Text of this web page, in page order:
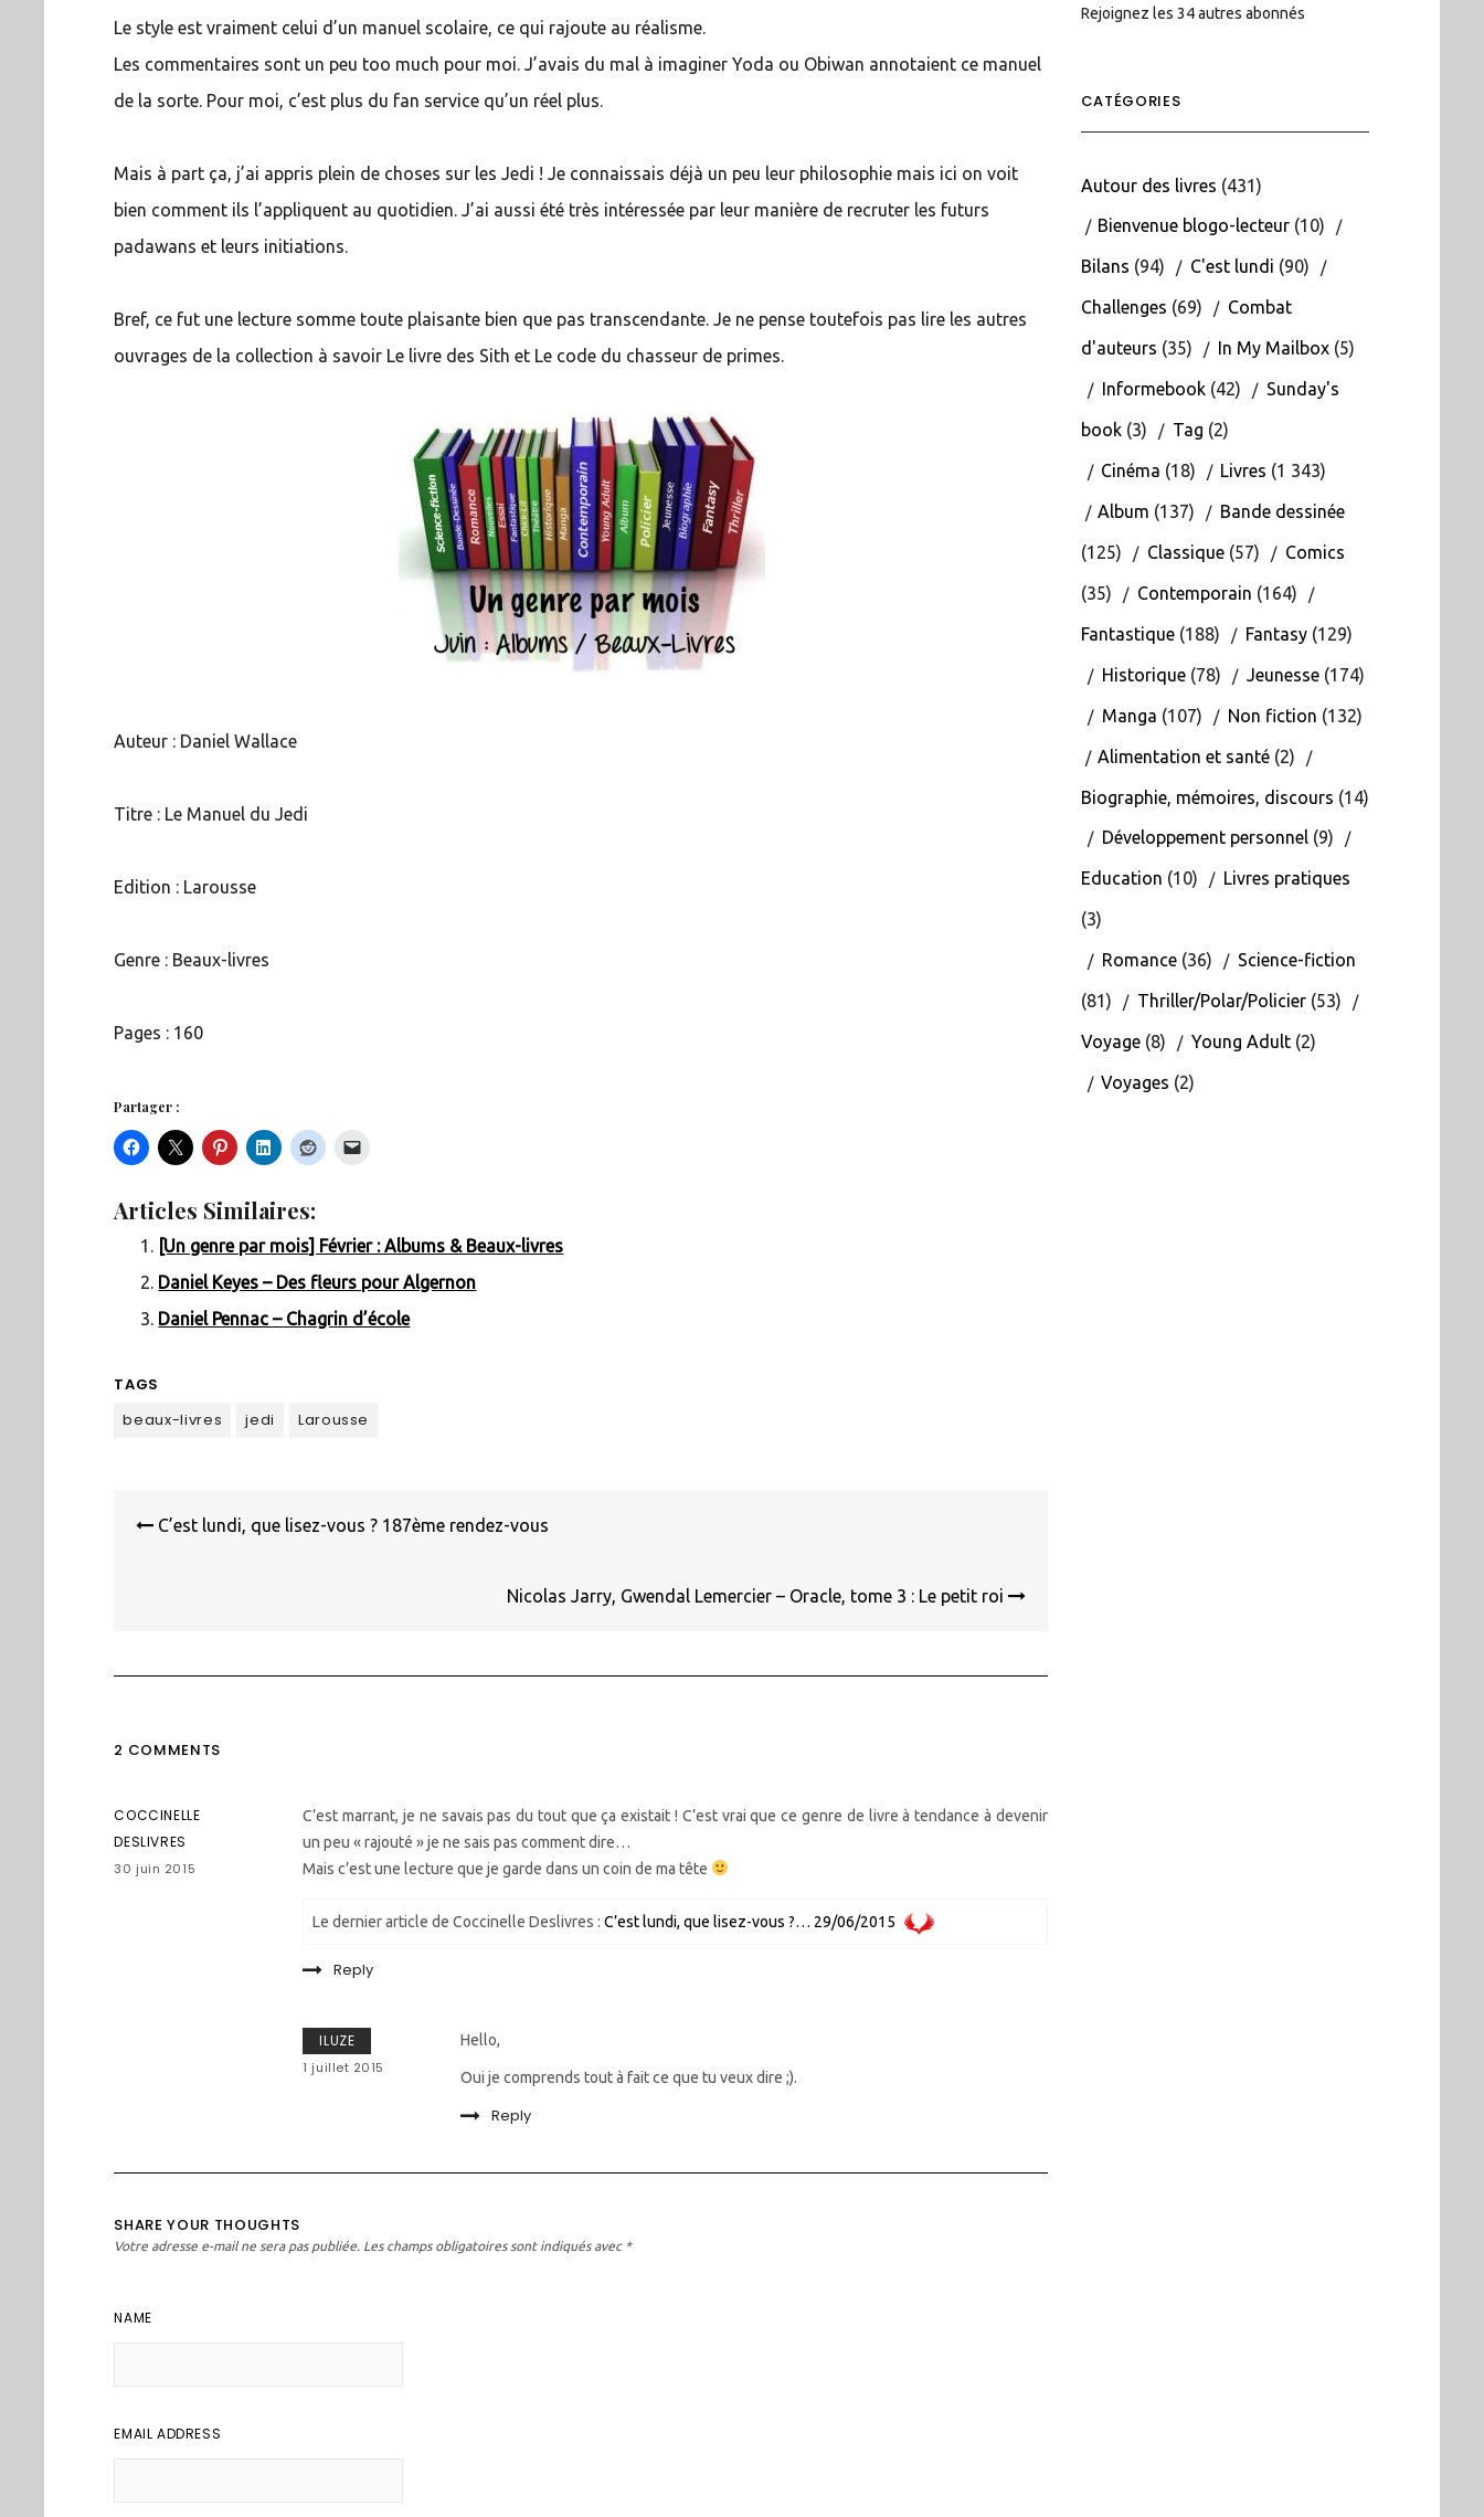
Le style est vraiment celui d’un manuel scolaire, ce qui rajoute au réalisme.
Les commentaires sont un peu too much pour moi. J’avais du mal à imaginer Yoda ou Obiwan annotaient ce manuel
de la sorte. Pour moi, c’est plus du fan service qu’un réel plus.
Mais à part ça, j’ai appris plein de choses sur les Jedi ! Je connaissais déjà un peu leur philosophie mais ici on voit
bien comment ils l’appliquent au quotidien. J’ai aussi été très intéressée par leur manière de recruter les futurs
padawans et leurs initiations.
Bref, ce fut une lecture somme toute plaisante bien que pas transcendante. Je ne pense toutefois pas lire les autres
ouvrages de la collection à savoir Le livre des Sith et Le code du chasseur de primes.
Auteur : Daniel Wallace
Titre : Le Manuel du Jedi
Edition : Larousse
Genre : Beaux-livres
Pages : 160
Partager :
Articles Similaires:
[Un genre par mois] Février : Albums & Beaux-livres
Daniel Keyes – Des fleurs pour Algernon
Daniel Pennac – Chagrin d’école
TAGS
beaux-livres
jedi Larousse
de
C’est lundi, que lisez-vous ? 187ème rendez-vous
Nicolas Jarry, Gwendal Lemercier – Oracle, tome 3 : Le petit roi
2 COMMENTS
COCCINELLE
DESLIVRES
30 juin 2015
C’est marrant, je ne savais pas du tout que ça existait ! C’est vrai que ce genre de livre à tendance à devenir
un peu « rajouté » je ne sais pas comment dire…
Mais c’est une lecture que je garde dans un coin de ma tête
Le dernier article de Coccinelle Deslivres :C’est lundi, que lisez-vous ?… 29/06/2015
Reply
ILUZE
1 juillet 2015
Hello,
Oui je comprends tout à fait ce que tu veux dire ;).
Reply
SHARE YOUR THOUGHTS
Votre adresse e-mail ne sera pas publiée. Les champs obligatoires sont indiqués avec *
NAME
EMAIL ADDRESS
Rejoignez les 34 autres abonnés
CATÉGORIES
Autour des livres (431)
Bienvenue blogo-lecteur(10)
Bilans (94) C'est lundi (90)
Challenges (69) Combat
d'auteurs (35) In My Mailbox(5)
Informebook(42) Sunday's
book(3) Tag (2)
Cinéma (18) Livres (1 343)
Album (137) Bande dessinée
(125) Classique(57) Comics
(35) Contemporain (164)
Fantastique(188) Fantasy(129)
Historique(78) Jeunesse(174)
Manga (107) Non fiction (132)
Alimentation et santé(2)
Biographie, mémoires, discours (14)
Développement personnel(9)
Education (10) Livres pratiques
(3)
Romance(36) Science-fiction
(81) Thriller/Polar/Policier(53)
Voyage(8) Young Adult(2)
Voyages (2)